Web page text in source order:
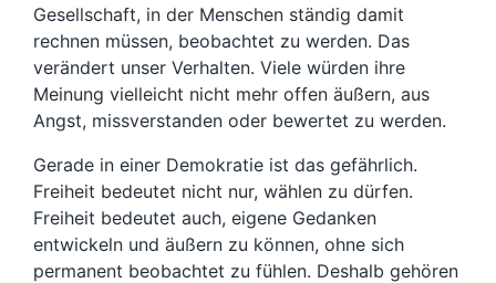
Gesellschaft, in der Menschen ständig damit
rechnen müssen, beobachtet zu werden. Das
verändert unser Verhalten. Viele würden ihre
Meinung vielleicht nicht mehr offen äußern, aus
Angst, missverstanden oder bewertet zu werden.
Gerade in einer Demokratie ist das gefährlich.
Freiheit bedeutet nicht nur, wählen zu dürfen.
Freiheit bedeutet auch, eigene Gedanken
entwickeln und äußern zu können, ohne sich
permanent beobachtet zu fühlen. Deshalb gehören